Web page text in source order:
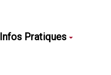
Infos Pratiques